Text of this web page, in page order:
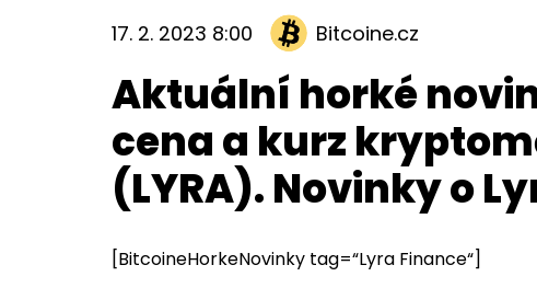
17. 2. 2023 8:00 Bitcoine.cz
Aktuální horké
cena a kurz
(LYRA). Novinky o
[BitcoineHorkeNovinky tag=“Lyra Finance“]